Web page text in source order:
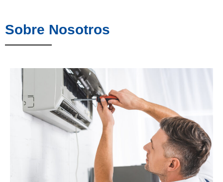
Sobre Nosotros